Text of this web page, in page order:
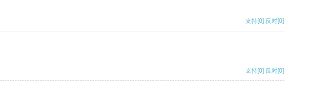
支持[0] 反对[0]
支持[0] 反对[0]